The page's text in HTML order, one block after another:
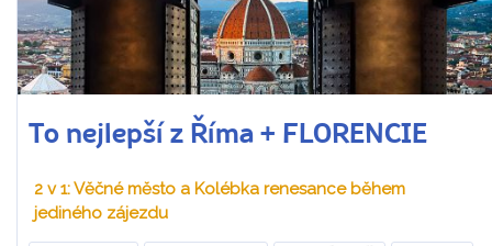
To nejlepší z Říma + FLORENCIE
2 v 1: Věčné město a Kolébka renesance během
jediného zájezdu